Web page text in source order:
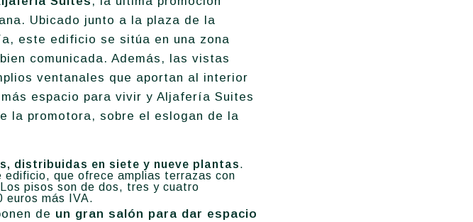
Ubicado junto a la plaza de la
este edificio se sitúa en una zona
comunicada. Además, las vistas
ventanales que aportan al interior
espacio para vivir y Aljafería Suites
la promotora, sobre el eslogan de la
distribuidas en siete y nueve plantas.
que ofrece amplias terrazas con
pisos son de dos, tres y cuatro
euros más IVA.
de un gran salón para dar espacio